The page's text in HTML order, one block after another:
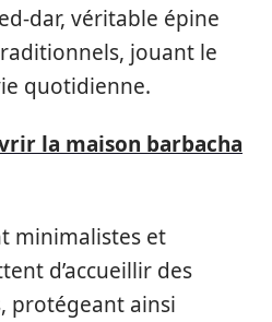
dar, véritable épine
jouant le
quotidienne.
la maison barbacha
minimalistes et
d’accueillir des
protégeant ainsi